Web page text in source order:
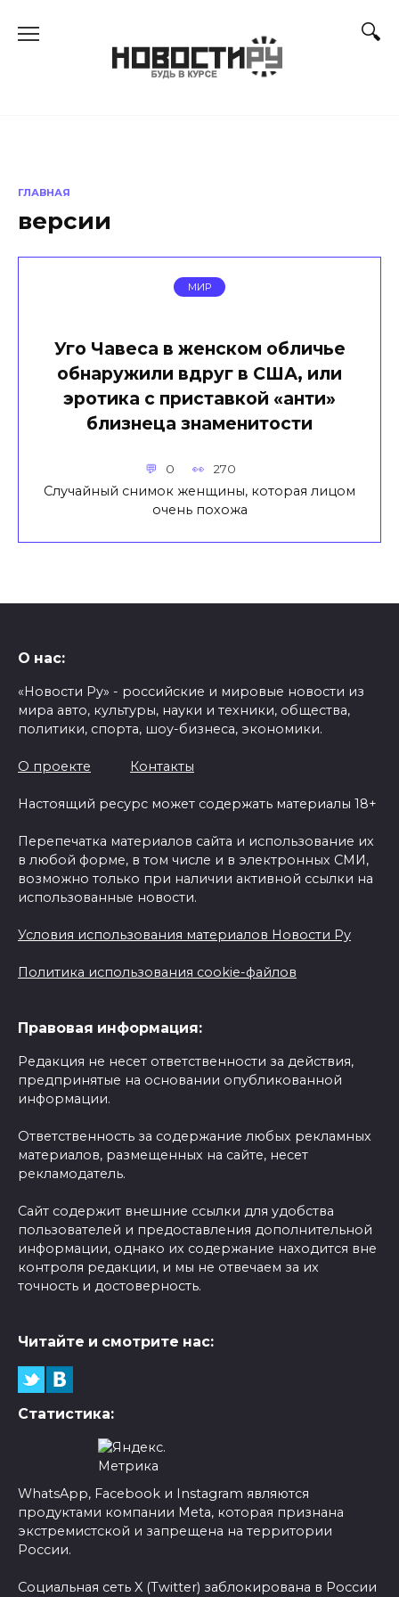
ГЛАВНАЯ
версии
МИР
Уго Чавеса в женском обличье
обнаружили вдруг в США, или
эротика с приставкой «анти»
близнеца знаменитости
0 270
Случайный снимок женщины, которая лицом
очень похожа
О нас:
«Новости Ру» - российские и мировые новости из
мира авто, культуры, науки и техники, общества,
политики, спорта, шоу-бизнеса, экономики.
О проекте Контакты
Настоящий ресурс может содержать материалы 18+
Перепечатка материалов сайта и использование их
в любой форме, в том числе и в электронных СМИ,
возможно только при наличии активной ссылки на
использованные новости.
Условия использования материалов Новости Ру
Политика использования cookie-файлов
Правовая информация:
Редакция не несет ответственности за действия,
предпринятые на основании опубликованной
информации.
Ответственность за содержание любых рекламных
материалов, размещенных на сайте, несет
рекламодатель.
Сайт содержит внешние ссылки для удобства
пользователей и предоставления дополнительной
информации, однако их содержание находится вне
контроля редакции, и мы не отвечаем за их
точность и достоверность.
Читайте и смотрите нас:
Статистика:
WhatsApp, Facebook и Instagram являются
продуктами компании Meta, которая признана
экстремистской и запрещена на территории
России.
Социальная сеть X (Twitter) заблокирована в России